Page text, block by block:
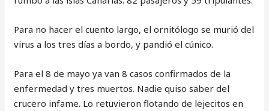
Para no hacer el cuento largo, el ornitólogo se murió del
virus a los tres días a bordo, y pandió el cúnico.
Para el 8 de mayo ya van 8 casos confirmados de la
enfermedad y tres muertos. Nadie quiso saber del
crucero infame. Lo retuvieron flotando de lejecitos en